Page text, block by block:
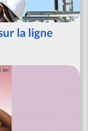
la ligne